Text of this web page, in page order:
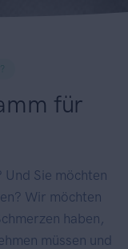
für
Und Sie möchten
Wir möchten
haben,
müssen und